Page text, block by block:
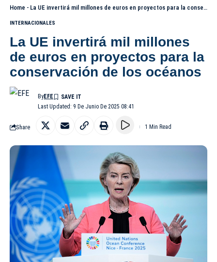
Home - La UE invertirá mil millones de euros en proyectos para la conservación de los océanos
INTERNACIONALES
La UE invertirá mil millones
de euros en proyectos para la
conservación de los océanos
Last Updated: 9 De Junio De 2025 08:41
ByEFE
Share 1 Min Read